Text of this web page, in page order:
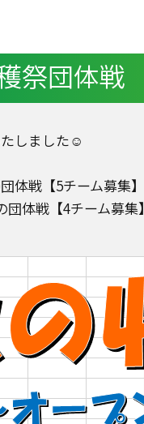
祭団体戦
しました☺
体戦【5チーム募集】
体戦【4チーム募集】